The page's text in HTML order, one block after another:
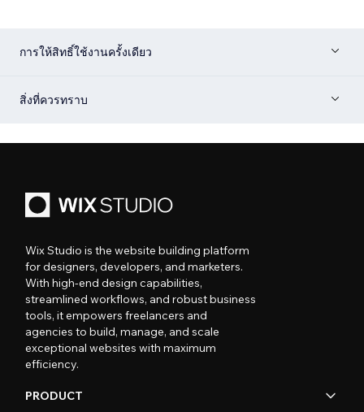
การให้สิทธิ์ใช้งานครั้งเดียว
สิ่งที่ควรทราบ
Wix Studio is the website building platform
for designers, developers, and marketers.
With high-end design capabilities,
streamlined workflows, and robust business
tools, it empowers freelancers and
agencies to build, manage, and scale
exceptional websites with maximum
efficiency.
PRODUCT